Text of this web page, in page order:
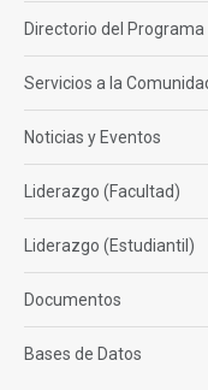
Directorio del Programa
Servicios a la
Noticias y Eventos
Liderazgo (Facultad)
Liderazgo (Estudiantil)
Documentos
Bases de Datos